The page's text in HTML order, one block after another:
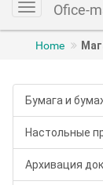
ToggleOfice-
Home
Бумага и
Настольные
Архивация